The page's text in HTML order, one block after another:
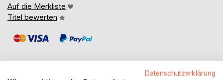
Auf die Merkliste
Titel bewerten
Datenschutzerklärung